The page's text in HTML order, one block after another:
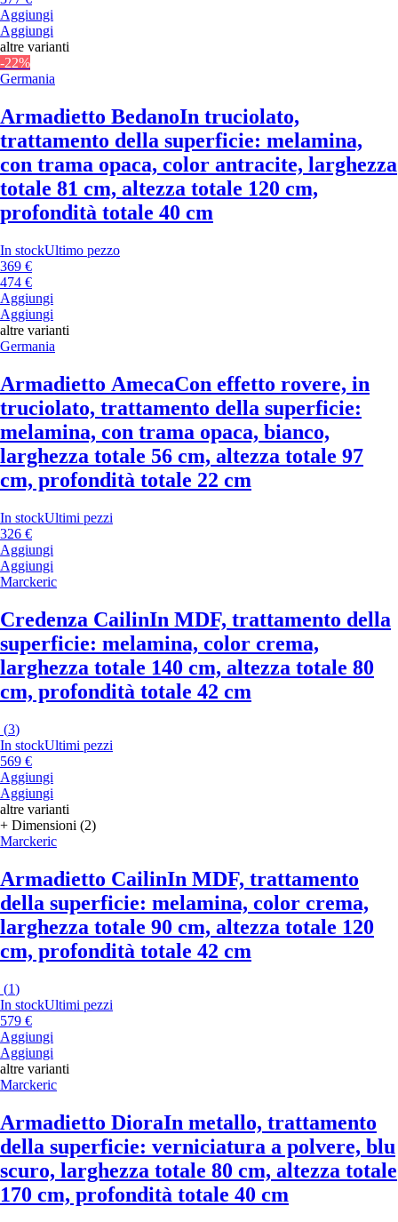
Aggiungi
Aggiungi
altre varianti
-22%
Germania
Armadietto BedanoIn truciolato,
trattamento della superficie: melamina,
con trama opaca, color antracite, larghezza
totale 81 cm, altezza totale 120 cm,
profondità totale 40 cm
In stockUltimo pezzo
369 €
474 €
Aggiungi
Aggiungi
altre varianti
Germania
Armadietto AmecaCon effetto rovere, in
truciolato, trattamento della superficie:
melamina, con trama opaca, bianco,
larghezza totale 56 cm, altezza totale 97
cm, profondità totale 22 cm
In stockUltimi pezzi
326 €
Aggiungi
Aggiungi
Marckeric
Credenza CailinIn MDF, trattamento della
superficie: melamina, color crema,
larghezza totale 140 cm, altezza totale 80
cm, profondità totale 42 cm
(3)
In stockUltimi pezzi
569 €
Aggiungi
Aggiungi
altre varianti
+ Dimensioni (2)
Marckeric
Armadietto CailinIn MDF, trattamento
della superficie: melamina, color crema,
larghezza totale 90 cm, altezza totale 120
cm, profondità totale 42 cm
(1)
In stockUltimi pezzi
579 €
Aggiungi
Aggiungi
altre varianti
Marckeric
Armadietto DioraIn metallo, trattamento
della superficie: verniciatura a polvere, blu
scuro, larghezza totale 80 cm, altezza totale
170 cm, profondità totale 40 cm